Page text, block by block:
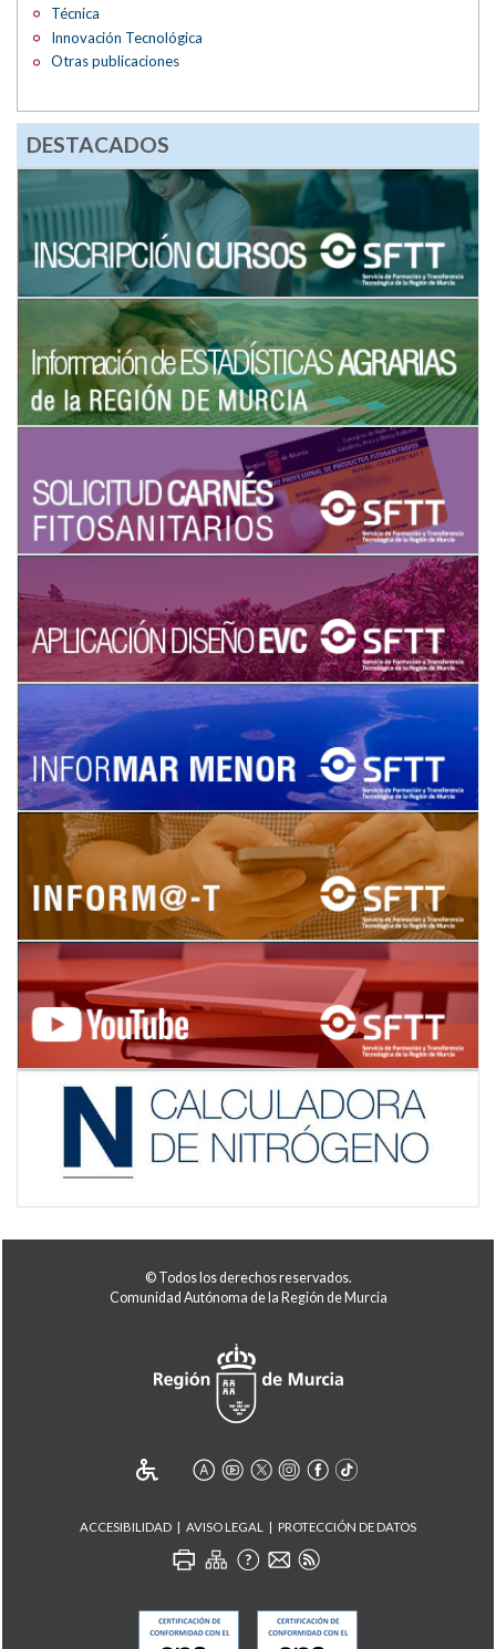
Técnica
Innovación Tecnológica
Otras publicaciones
DESTACADOS
© Todos los derechos reservados.
Comunidad Autónoma de la Región de Murcia
ACCESIBILIDAD AVISO LEGAL PROTECCIÓN DE DATOS